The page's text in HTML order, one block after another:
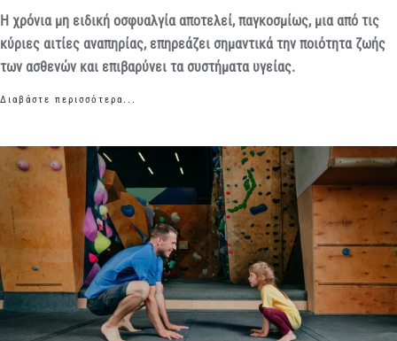
Η χρόνια μη ειδική οσφυαλγία αποτελεί, παγκοσμίως, μια από τις
κύριες αιτίες αναπηρίας, επηρεάζει σημαντικά την ποιότητα ζωής
των ασθενών και επιβαρύνει τα συστήματα υγείας.
Διαβάστε περισσότερα...